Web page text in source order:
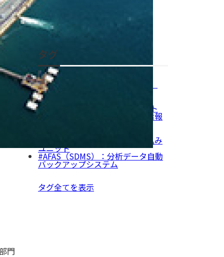
門
カテゴリ全てを表示
タグ
DX・効率化
LIMS（試験情報管理システム）
品質管理・品質保証
ELN（電子実験ノート）
NEXS（ELN）：電子実験ノート
WeLS（LIMS）：試験業務・情報
R Cube+：分析結果自動取り込み
ユニット
AFAS（SDMS）：分析データ自動
バックアップシステム
タグ全てを表示